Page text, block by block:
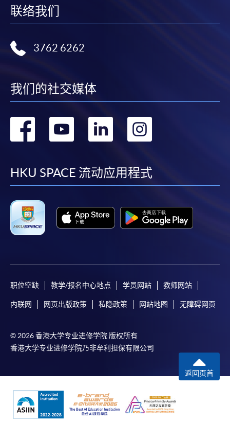
联络我们
3762 6262
我们的社交媒体
转
facebook
转
youtube
转
linkedin
转
HKU SPACE 流动应用程式
职位空缺 教学/报名中心地点 学员网站 教师网站
内联网 网页出版政策 私隐政策 网站地图 无障碍网页
© 2026 香港大学专业进修学院 版权所有
香港大学专业进修学院乃非牟利担保有限公司
返回页首